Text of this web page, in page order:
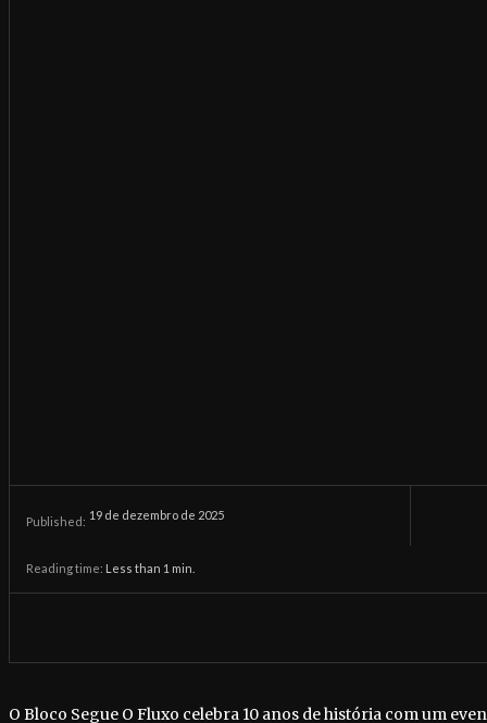
Published: 19 de dezembro de 2025
Reading time: Less than 1 min.
O Bloco Segue O Fluxo celebra 10 anos de história com um